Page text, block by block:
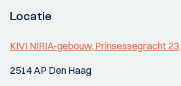
Locatie
KIVI NIRIA-gebouw, Prinsessegracht 23,
2514 AP Den Haag